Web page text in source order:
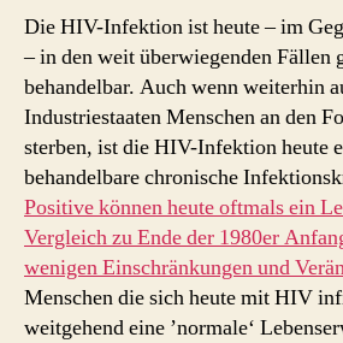
Die HIV-Infektion ist heute – im
– in den weit überwiegenden Fällen
behandelbar. Auch wenn weiterhin
Industriestaaten Menschen an den
sterben, ist die HIV-Infektion heute
behandelbare chronische
Positive können heute oftmals ein
Vergleich zu Ende der 1980er
wenigen Einschränkungen und
Menschen die sich heute mit HIV
weitgehend eine ’normale‘